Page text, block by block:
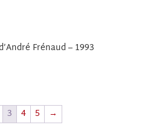
Frénaud – 1993
3 4 5 →